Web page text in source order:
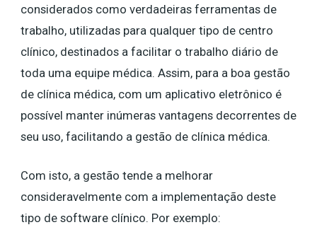
considerados como verdadeiras ferramentas de
trabalho, utilizadas para qualquer tipo de centro
clínico, destinados a facilitar o trabalho diário de
toda uma equipe médica. Assim, para a boa gestão
de clínica médica, com um aplicativo eletrônico é
possível manter inúmeras vantagens decorrentes de
seu uso, facilitando a gestão de clínica médica.
Com isto, a gestão tende a melhorar
consideravelmente com a implementação deste
tipo de software clínico. Por exemplo: